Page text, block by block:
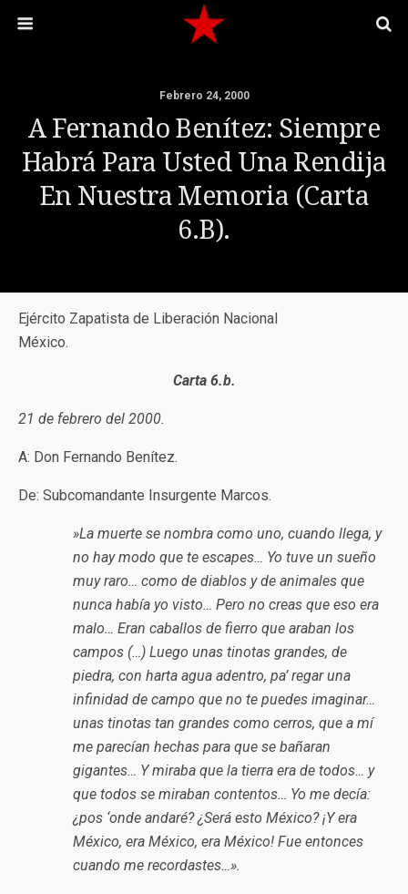
Febrero 24, 2000
A Fernando Benítez: Siempre
Habrá Para Usted Una Rendija
En Nuestra Memoria (Carta
6.b).
Ejército Zapatista de Liberación Nacional
México.
Carta 6.b.
21 de febrero del 2000.
A: Don Fernando Benítez.
De: Subcomandante Insurgente Marcos.
»La muerte se nombra como uno, cuando llega, y
no hay modo que te escapes… Yo tuve un sueño
muy raro… como de diablos y de animales que
nunca había yo visto… Pero no creas que eso era
malo… Eran caballos de fierro que araban los
campos (…) Luego unas tinotas grandes, de
piedra, con harta agua adentro, pa’ regar una
infinidad de campo que no te puedes imaginar…
unas tinotas tan grandes como cerros, que a mí
me parecían hechas para que se bañaran
gigantes… Y miraba que la tierra era de todos… y
que todos se miraban contentos… Yo me decía:
¿pos ‘onde andaré? ¿Será esto México? ¡Y era
México, era México, era México! Fue entonces
cuando me recordastes…».